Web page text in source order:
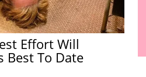
Effort Will
Best To Date